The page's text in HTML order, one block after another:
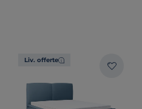
Liv. offerte